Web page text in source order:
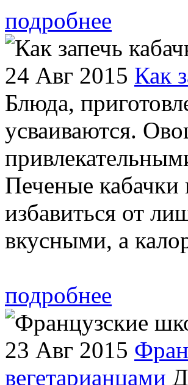
подробнее
24 Авг 2015 Как
Блюда,
усваиваются.
Печеные кабачки
избавиться от
вкусными, а
подробнее
23 Авг 2015
вегетарианцами